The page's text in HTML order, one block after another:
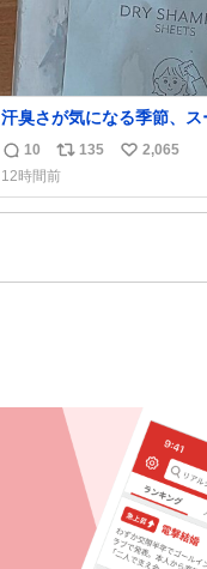
汗臭さが気になる季節、
だと、これがとにかくスッ
い前に #生活は踊る で紹介
んにもおばさんにもオスス
売ってるぞ。ドライシャ
返
信
数
10
リ
ポ
ス
135
い
ね
2,065
12時間前